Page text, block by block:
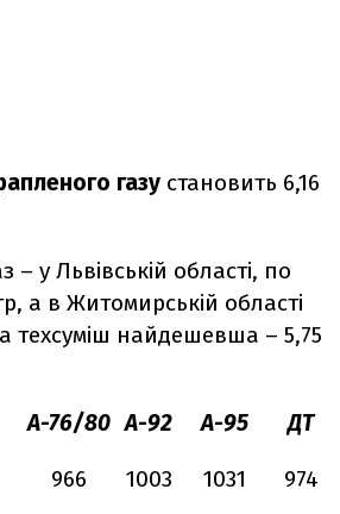
газу становить 6,16
у Львівській області, по
а в Житомирській області
техсуміш найдешевша – 5,75
А-76/80 А-92 А-95 ДТ
966 1003 1031 974